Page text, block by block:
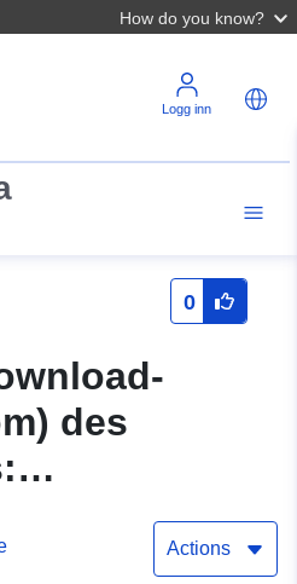
How do you know?
Logg inn
0
des
2020 für die
Actions